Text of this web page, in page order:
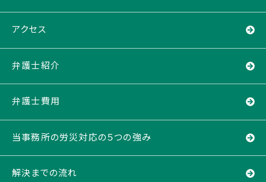
アクセス
弁護士紹介
弁護士費用
当事務所の労災対応の５つの強み
解決までの流れ